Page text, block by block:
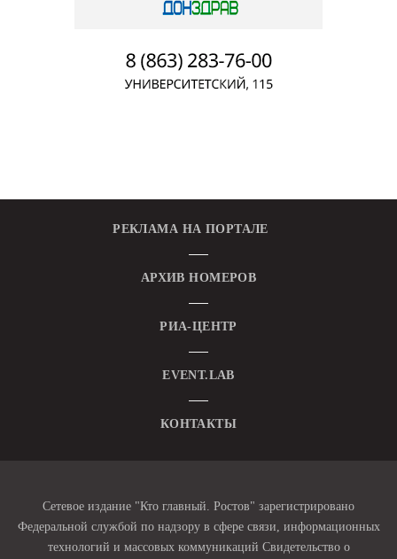
РЕКЛАМА НА ПОРТАЛЕ
АРХИВ НОМЕРОВ
РИА-ЦЕНТР
EVENT.LAB
КОНТАКТЫ
Сетевое издание "Кто главный. Ростов" зарегистрировано
Федеральной службой по надзору в сфере связи, информационных
технологий и массовых коммуникаций Свидетельство о